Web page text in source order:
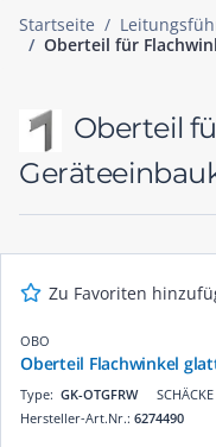
Startseite
Oberteil für
Oberteil
Zu Favoriten
OBO
Oberteil Flachwinkel
Type: GK-OTGFRW
Hersteller-Art.Nr.: 6274490